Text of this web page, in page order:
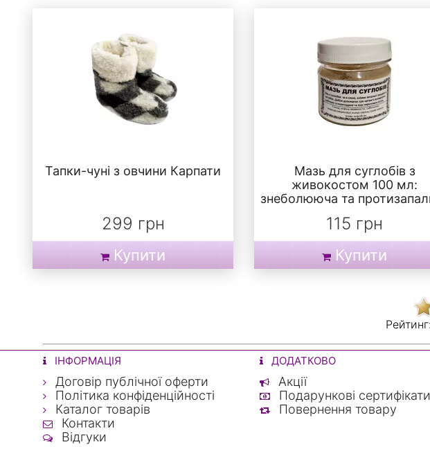
Тапки-чуні з овчини Карпати
299 грн
Купити
Мазь для суглобів з
живокостом 100 мл:
знеболююча та
115 грн
Купити
Рейтинг:
ІНФОРМАЦІЯ
Договір публічної оферти
Політика конфіденційності
Каталог товарів
Контакти
Відгуки
ДОДАТКОВО
Акції
Подарункові сертифікати
Повернення товару